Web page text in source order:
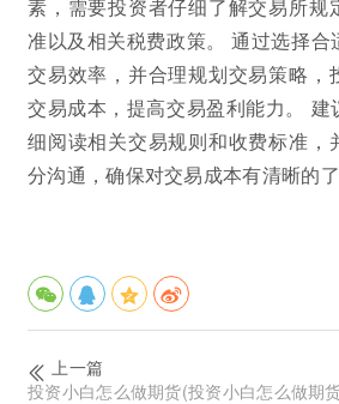
素，需要投资者仔细了解交易所规
准以及相关税费政策。 通过选择合
交易效率，并合理规划交易策略，
交易成本，提高交易盈利能力。
细阅读相关交易规则和收费标准，
分沟通，确保对交易成本有清晰的了
上一篇
投资小白怎么做期货(投资小白怎么做期